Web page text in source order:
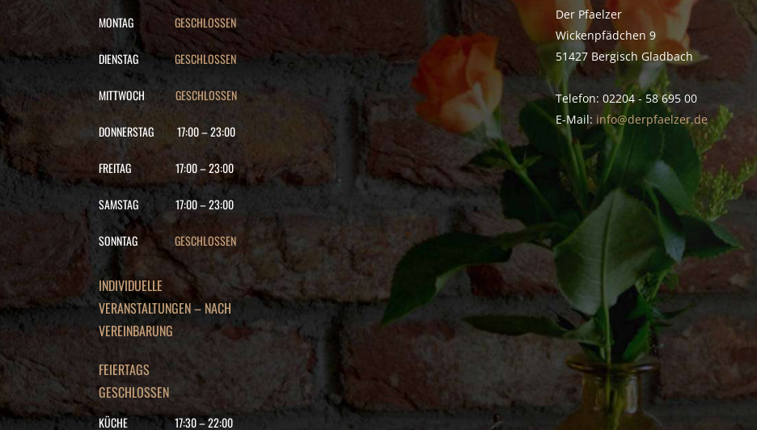
MONTAG GESCHLOSSEN
DIENSTAG GESCHLOSSEN
MITTWOCH GESCHLOSSEN
DONNERSTAG 17:00–23:00
FREITAG 17:00–23:00
SAMSTAG 17:00–23:00
SONNTAG GESCHLOSSEN
INDIVIDUELLE
VERANSTALTUNGEN – NACH
VEREINBARUNG
FEIERTAGS
GESCHLOSSEN
KÜCHE 17:30–22:00
Der Pfaelzer
Wickenpfädchen 9
51427 Bergisch Gladbach
Telefon: 02204 - 58 695 00
E-Mail: info@derpfaelzer.de